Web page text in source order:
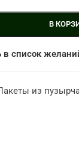
В
в список
из